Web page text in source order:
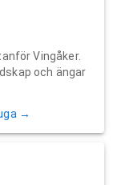
Vingåker.
och ängar
→